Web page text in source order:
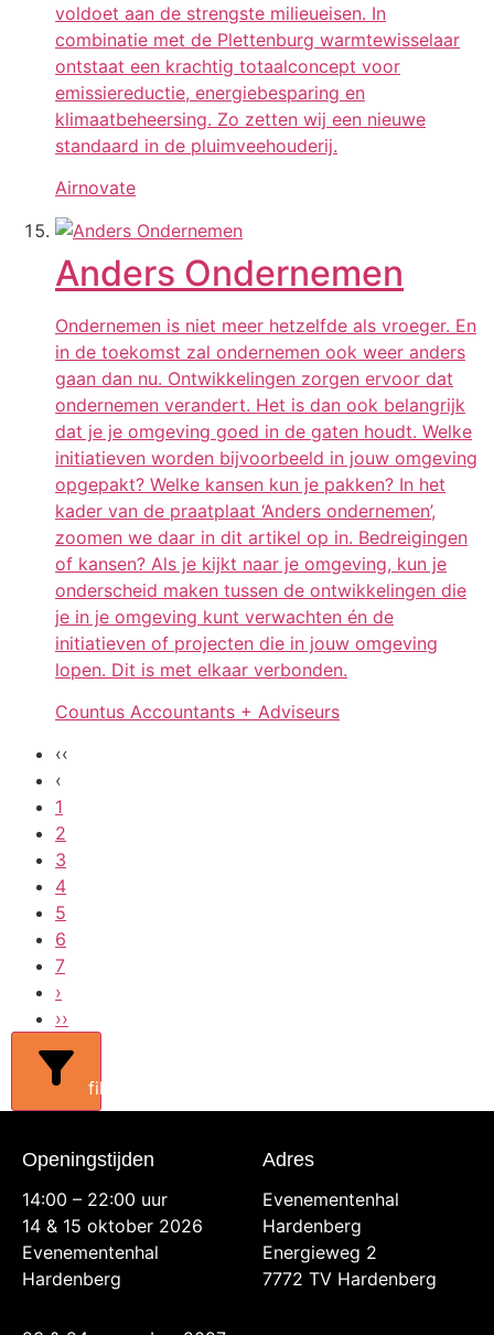
voldoet aan de strengste milieueisen. In
combinatie met de Plettenburg warmtewisselaar
ontstaat een krachtig totaalconcept voor
emissiereductie, energiebesparing en
klimaatbeheersing. Zo zetten wij een nieuwe
standaard in de pluimveehouderij.
Airnovate
Anders Ondernemen
Ondernemen is niet meer hetzelfde als vroeger. En
in de toekomst zal ondernemen ook weer anders
gaan dan nu. Ontwikkelingen zorgen ervoor dat
ondernemen verandert. Het is dan ook belangrijk
dat je je omgeving goed in de gaten houdt. Welke
initiatieven worden bijvoorbeeld in jouw omgeving
opgepakt? Welke kansen kun je pakken? In het
kader van de praatplaat ‘Anders ondernemen’,
zoomen we daar in dit artikel op in. Bedreigingen
of kansen? Als je kijkt naar je omgeving, kun je
onderscheid maken tussen de ontwikkelingen die
je in je omgeving kunt verwachten én de
initiatieven of projecten die in jouw omgeving
lopen. Dit is met elkaar verbonden.
Countus Accountants + Adviseurs
‹‹
‹
1
2
3
4
5
6
7
›
››
filters
Openingstijden
14:00 – 22:00 uur
14 & 15 oktober 2026
Evenementenhal
Hardenberg
Adres
Evenementenhal
Hardenberg
Energieweg 2
7772 TV Hardenberg